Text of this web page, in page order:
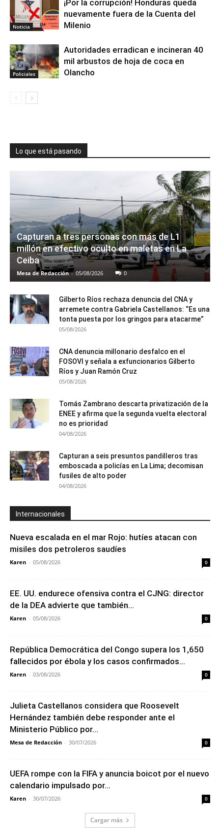
Noticia
¡Por la corrupción! Honduras queda
nuevamente fuera de la Cuenta del
Milenio
Policiales
Autoridades erradican e incineran 40
mil arbustos de hoja de coca en
Olancho
Lo que está pasando
Capturan a tres personas con más de L1
millón en efectivo oculto en maletas en La
Ceiba
Mesa de Redacción - 05/08/2026 0
Gilberto Ríos rechaza denuncia del CNA y
arremete contra Gabriela Castellanos: “Es una
tonta puesta por los gringos para atacarme”
05/08/2026
CNA denuncia millonario desfalco en el
FOSOVI y señala a exfuncionarios Gilberto
Ríos y Juan Ramón Cruz
05/08/2026
Tomás Zambrano descarta privatización de la
ENEE y afirma que la segunda vuelta electoral
no es prioridad
04/08/2026
Capturan a seis presuntos pandilleros tras
emboscada a policías en La Lima; decomisan
fusiles de alto poder
04/08/2026
Internacionales
Nueva escalada en el mar Rojo: hutíes atacan con
misiles dos petroleros saudíes
Karen - 05/08/2026 0
EE. UU. endurece ofensiva contra el CJNG: director
de la DEA advierte que también...
Karen - 05/08/2026 0
República Democrática del Congo supera los 1,650
fallecidos por ébola y los casos confirmados...
Karen - 03/08/2026 0
Julieta Castellanos considera que Roosevelt
Hernández también debe responder ante el
Ministerio Público por...
Mesa de Redacción - 30/07/2026 0
UEFA rompe con la FIFA y anuncia boicot por el nuevo
calendario impulsado por...
Karen - 30/07/2026 0
Cargar más